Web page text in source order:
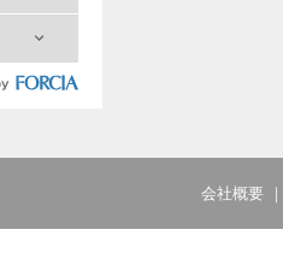
会社概要